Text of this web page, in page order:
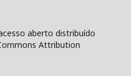
aberto distribuído
Attribution